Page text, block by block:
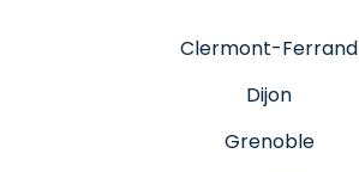
Clermont-Ferrand
Dijon
Grenoble